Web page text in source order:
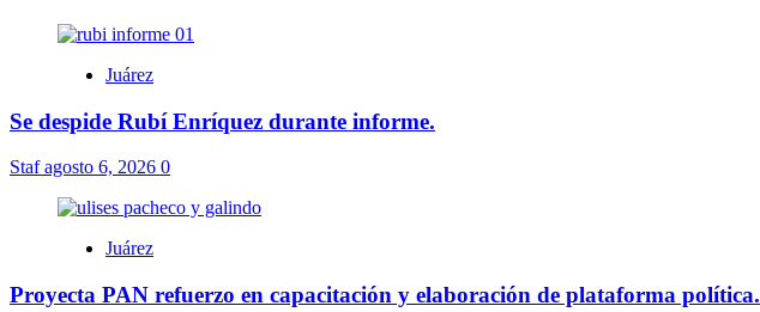
Juárez
Se despide Rubí Enríquez durante informe.
Stafagosto 6, 2026 0
Juárez
Proyecta PAN refuerzo en capacitación y elaboración de plataforma política.